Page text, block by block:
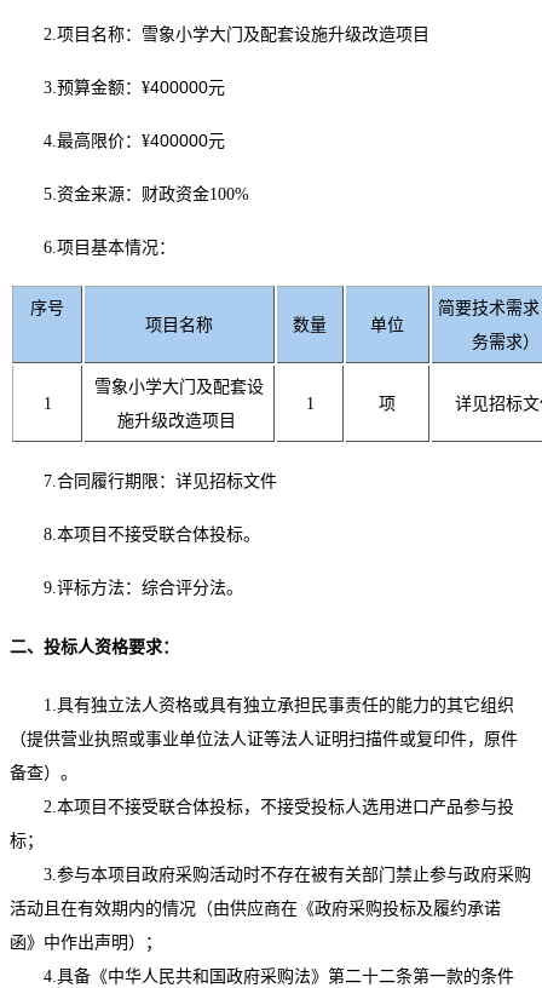
2.项目名称： 雪象小学大门及配套设施升级改造项目
3.预算金额： ¥400000元
4.最高限价：¥400000元
5.资金来源：财政资金100%
6.项目基本情况：
序号
项目名称
数量 单位
简要技术需
务需求）
1
雪象小学大门及配套设
施升级改造项目
1 项 详见招标文
7.合同履行期限：详见招标文件
8.本项目不接受联合体投标。
9.评标方法：综合评分法。
二、投标人资格要求：
1.具有独立法人资格或具有独立承担民事责任的能力的其它组织
（提供营业执照或事业单位法人证等法人证明扫描件或复印件，原件
备查）。
2.本项目不接受联合体投标，不接受投标人选用进口产品参与投
标；
3.参与本项目政府采购活动时不存在被有关部门禁止参与政府采购
活动且在有效期内的情况（由供应商在《政府采购投标及履约承诺
函》中作出声明）；
4.具备《中华人民共和国政府采购法》第二十二条第一款的条件